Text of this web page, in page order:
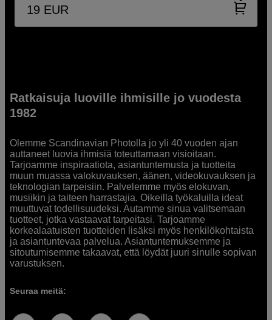
19 EUR
Ratkaisuja luoville ihmisille jo vuodesta
1982
Olemme Scandinavian Photolla jo yli 40 vuoden ajan
auttaneet luovia ihmisiä toteuttamaan visioitaan.
Tarjoamme inspiraatiota, asiantuntemusta ja tuotteita
muun muassa valokuvauksen, äänen, videokuvauksen ja
teknologian tarpeisiin. Palvelemme myös elokuvan,
musiikin ja taiteen harrastajia. Oikeilla työkaluilla ideat
muuttuvat todellisuudeksi. Autamme sinua valitsemaan
tuotteet, jotka vastaavat tarpeitasi. Tarjoamme
korkealaatuisten tuotteiden lisäksi myös henkilökohtaista
ja asiantuntevaa palvelua. Asiantuntemuksemme ja
sitoutumisemme takaavat, että löydät juuri sinulle sopivan
varustuksen.
Seuraa meitä: